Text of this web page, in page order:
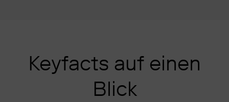
Keyfacts auf einen
Blick